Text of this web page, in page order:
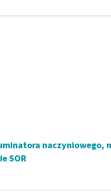
naczyniowego,
SOR